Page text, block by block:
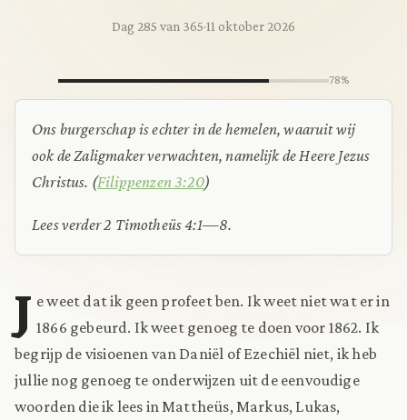
Dag 285 van 365·11 oktober 2026
78%
Ons burgerschap is echter in de hemelen, waaruit wij
ook de Zaligmaker verwachten, namelijk de Heere Jezus
Christus. (Filippenzen 3:20)
Lees verder 2 Timotheüs 4:1—8.
J e weet dat ik geen profeet ben. Ik weet niet wat er in
1866 gebeurd. Ik weet genoeg te doen voor 1862. Ik
begrijp de visioenen van Daniël of Ezechiël niet, ik heb
jullie nog genoeg te onderwijzen uit de eenvoudige
woorden die ik lees in Mattheüs, Markus, Lukas,